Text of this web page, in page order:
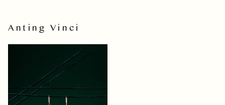
Anting Vinci